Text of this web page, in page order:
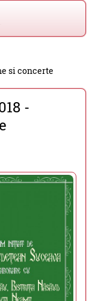
si concerte
-